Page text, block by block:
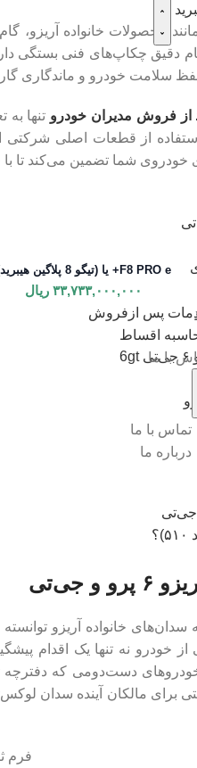
F8 PRO e+ یا (تیگو 8 پلاگین هیبرید)
۳۳,۷۳۳,۰۰۰,۰۰۰ ریال
پس ازفروش
اقساط
با ما
تماس با ما
درباره ما
محصولات خانواده
سلامت خودرو و ماندگاری
از فروش مدیران خودرو تنها
از قطعات اصلی
خودروی شما تضمین می‌کند تا با
خانواده آریزو
از خودرو نه تنها یک اقدام
دست‌دومی که دفترچه
برای مالکان آینده سدان
فرم